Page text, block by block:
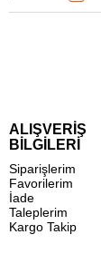
ALIŞVERİŞ
BİLGİLERİ
Siparişlerim
Favorilerim
İade
Taleplerim
Kargo Takip